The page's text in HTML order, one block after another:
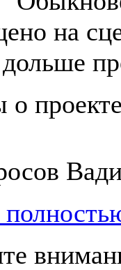
на
о проекте